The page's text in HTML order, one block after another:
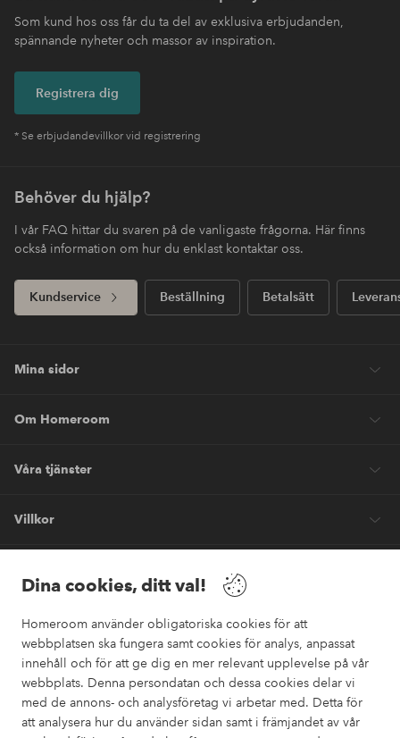
Dina cookies, ditt val!
Homeroom använder obligatoriska cookies för att
webbplatsen ska fungera samt cookies för analys, anpassat
innehåll och för att ge dig en mer relevant upplevelse på vår
webbplats. Denna persondatan och dessa cookies delar vi
med de annons- och analysföretag vi arbetar med. Detta för
att analysera hur du använder sidan samt i främjandet av vår
Som kund hos oss får du ta del av exklusiva erbjudanden,
spännande nyheter och massor av inspiration.
Registrera dig
* Se erbjudandevillkor vid registrering
Behöver du hjälp?
I vår FAQ hittar du svaren på de vanligaste frågorna. Här finns
också information om hur du enklast kontaktar oss.
Kundservice Beställning Betalsätt
Mina sidor
Om Homeroom
Våra tjänster
Villkor
Säkra betalningar
Vill du veta mer om våra betalalternativ ?